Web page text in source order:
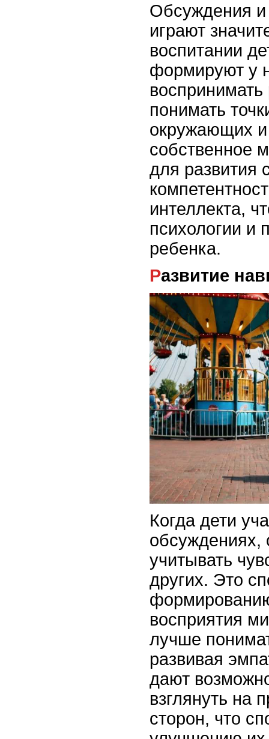
Обсуждения и
играют
воспитании
формируют у
понимать
окружающих
собственное
для развития
интеллекта,
психологии и
ребенка.
Развитие
Когда дети
обсуждениях,
учитывать
других. Это
восприятия
лучше
развивая
дают
взглянуть на
сторон, что